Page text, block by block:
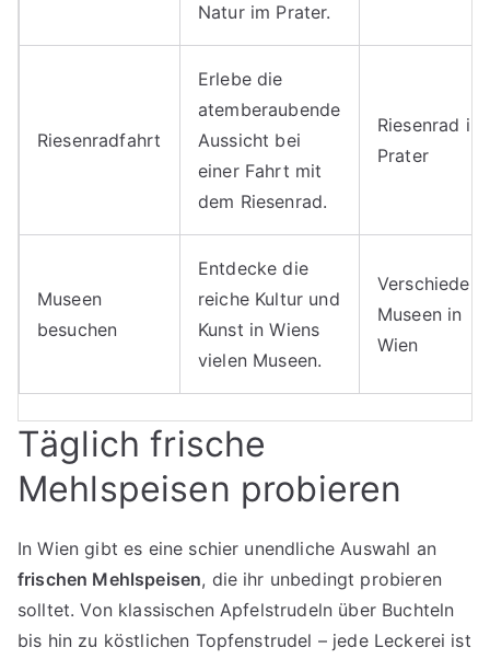
Natur im Prater.
Riesenradfahrt
Erlebe die
atemberaubende
Aussicht bei
einer Fahrt mit
dem Riesenrad.
Riesenrad im
Prater
Museen
besuchen
Entdecke die
reiche Kultur und
Kunst in Wiens
vielen Museen.
Verschiedene
Museen in
Wien
Täglich frische
Mehlspeisen probieren
In Wien gibt es eine schier unendliche Auswahl an
frischen Mehlspeisen, die ihr unbedingt probieren
solltet. Von klassischen Apfelstrudeln über Buchteln
bis hin zu köstlichen Topfenstrudel – jede Leckerei ist